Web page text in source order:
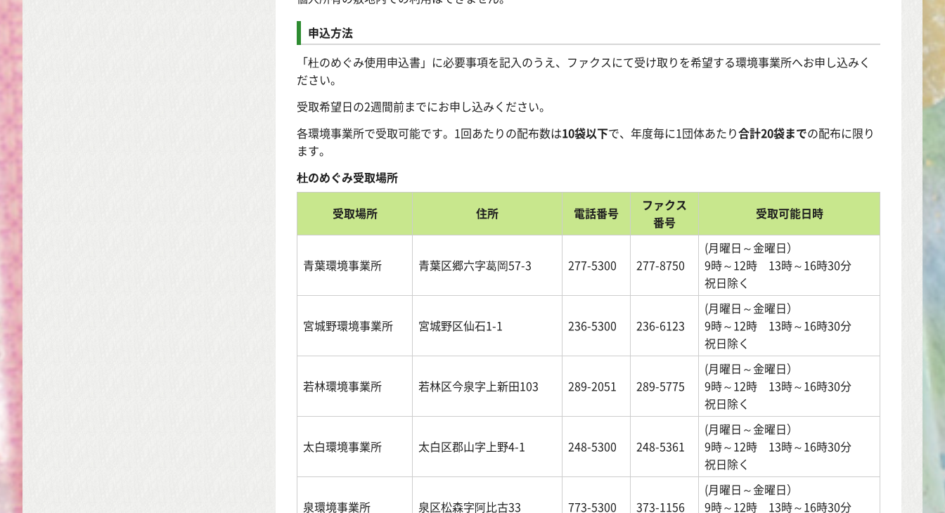
申込方法
「杜のめぐみ使用申込書」に必要事項を記入のうえ、ファクスにて受け取りを希望する環境事業所へお申し込みく
ださい。
受取希望日の2週間前までにお申し込みください。
各環境事業所で受取可能です。1回あたりの配布数は10袋以下で、年度毎に1団体あたり合計20袋までの配布に限り
ます。
杜のめぐみ受取場所
受取場所 住所 電話番号
ファクス
番号
受取可能日時
青葉環境事業所 青葉区郷六字葛岡57-3 277-5300 277-8750
(月曜日～金曜日）
9時～12時 13時～16時30分
祝日除く
宮城野環境事業所 宮城野区仙石1-1 236-5300 236-6123
(月曜日～金曜日）
9時～12時 13時～16時30分
祝日除く
若林環境事業所 若林区今泉字上新田103 289-2051 289-5775
(月曜日～金曜日）
9時～12時 13時～16時30分
祝日除く
太白環境事業所 太白区郡山字上野4-1 248-5300 248-5361
(月曜日～金曜日）
9時～12時 13時～16時30分
祝日除く
泉環境事業所 泉区松森字阿比古33 773-5300 373-1156
(月曜日～金曜日）
9時～12時 13時～16時30分